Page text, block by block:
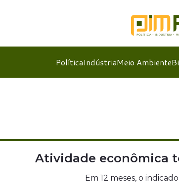
PolíticaIndústriaMeio Ambiente
Atividade econômica
Em 12 meses, o